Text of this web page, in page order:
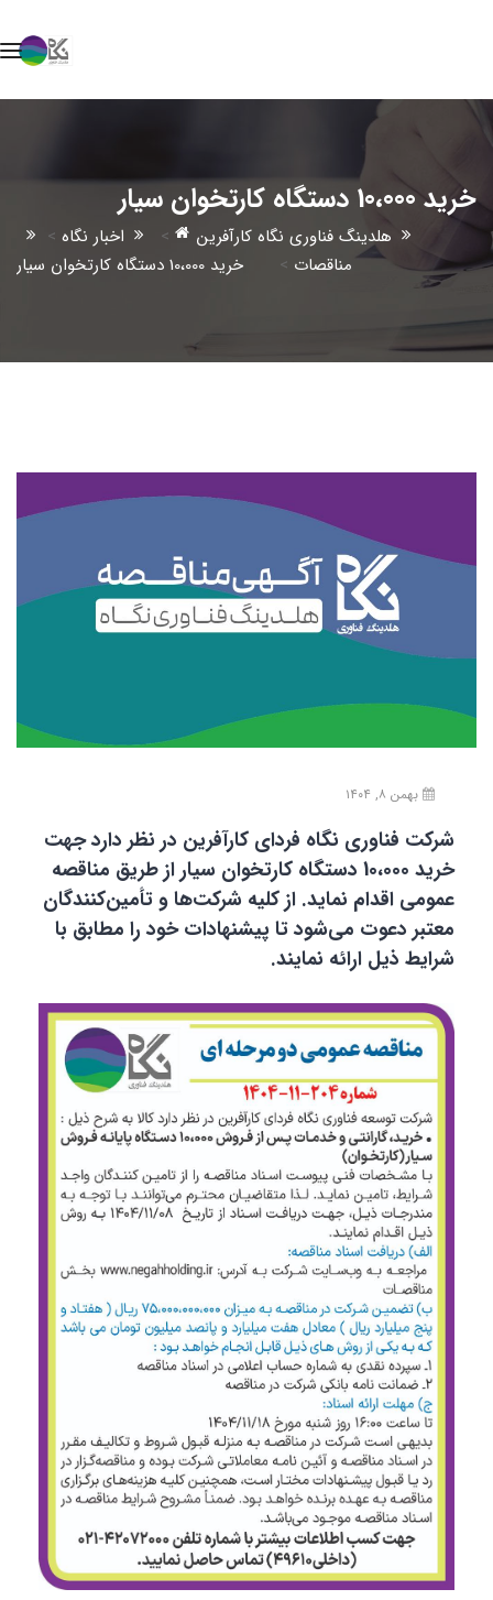
خرید 10،000 دستگاه کارتخوان سیار
هلدینگ فناوری نگاه کارآفرین > اخبار نگاه >
مناقصات > خرید 10،000 دستگاه کارتخوان سیار
بهمن ۸, ۱۴۰۴
شرکت فناوری نگاه فردای کارآفرین در نظر دارد جهت
خرید 10،000 دستگاه کارتخوان سیار از طریق مناقصه
عمومی اقدام نماید. از کلیه شرکت‌ها و تأمین‌کنندگان
معتبر دعوت می‌شود تا پیشنهادات خود را مطابق با
شرایط ذیل ارائه نمایند.